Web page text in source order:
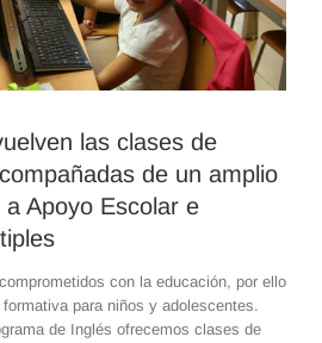
las clases de
de un amplio
Apoyo Escolar e
con la educación, por ello
para niños y adolescentes.
de Inglés ofrecemos clases de